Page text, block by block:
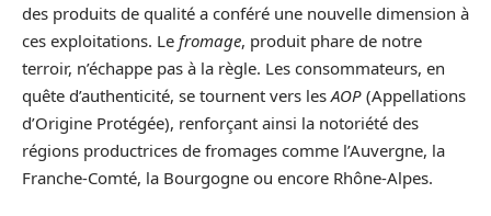
des produits de qualité a conféré une nouvelle dimension à
ces exploitations. Le fromage, produit phare de notre
terroir, n’échappe pas à la règle. Les consommateurs, en
quête d’authenticité, se tournent vers les AOP (Appellations
d’Origine Protégée), renforçant ainsi la notoriété des
régions productrices de fromages comme l’Auvergne, la
Franche-Comté, la Bourgogne ou encore Rhône-Alpes.